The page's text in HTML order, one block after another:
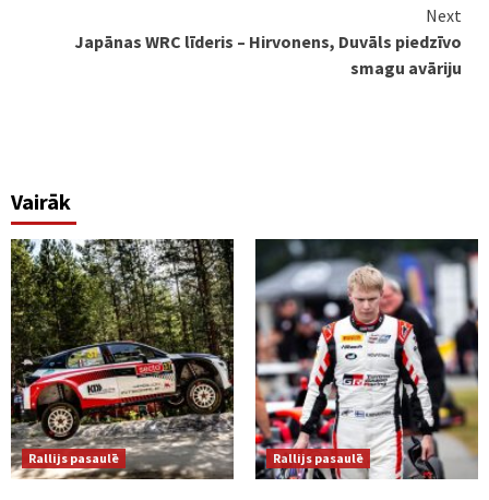
Next
Japānas WRC līderis – Hirvonens, Duvāls piedzīvo
smagu avāriju
Vairāk
Rallijs pasaulē Rallijs pasaulē